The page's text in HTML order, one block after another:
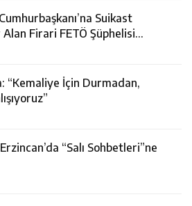
Suikast
Firari FETÖ Şüphelisi
“Kemaliye İçin Durmadan,
“Salı Sohbetleri”ne